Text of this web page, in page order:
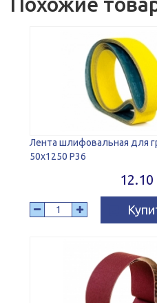
Лента шлифовальная для
50x1250 P36